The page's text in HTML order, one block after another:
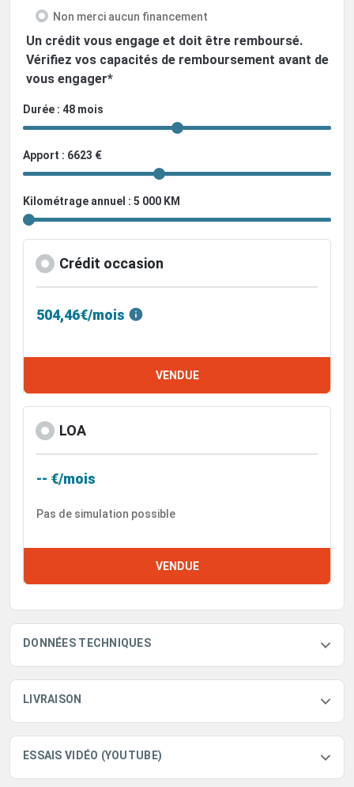
Non merci aucun financement
Un crédit vous engage et doit être remboursé.
Vérifiez vos capacités de remboursement avant de
vous engager*
Durée : 48 mois
Apport : 6623 €
Kilométrage annuel : 5 000 KM
Crédit occasion
504,46€/mois
VENDUE
LOA
-- €/mois
Pas de simulation possible
VENDUE
DONNÉES TECHNIQUES
LIVRAISON
ESSAIS VIDÉO (YOUTUBE)